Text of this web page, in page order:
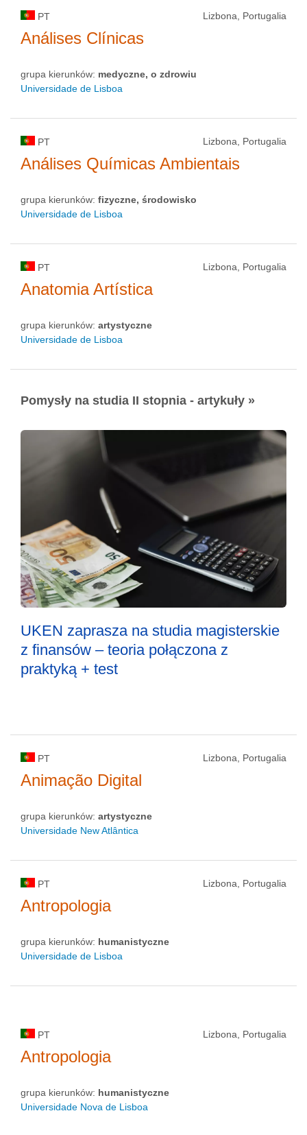
PT Lizbona, Portugalia
Análises Clínicas
grupa kierunków: medyczne, o zdrowiu
Universidade de Lisboa
PT Lizbona, Portugalia
Análises Químicas Ambientais
grupa kierunków: fizyczne, środowisko
Universidade de Lisboa
PT Lizbona, Portugalia
Anatomia Artística
grupa kierunków: artystyczne
Universidade de Lisboa
Pomysły na studia II stopnia - artykuły »
UKEN zaprasza na studia magisterskie
z finansów – teoria połączona z
praktyką + test
PT Lizbona, Portugalia
Animação Digital
grupa kierunków: artystyczne
Universidade New Atlântica
PT Lizbona, Portugalia
Antropologia
grupa kierunków: humanistyczne
Universidade de Lisboa
PT Lizbona, Portugalia
Antropologia
grupa kierunków: humanistyczne
Universidade Nova de Lisboa